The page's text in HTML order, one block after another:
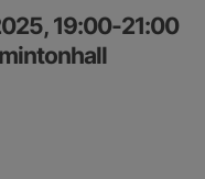
19:00-21:00